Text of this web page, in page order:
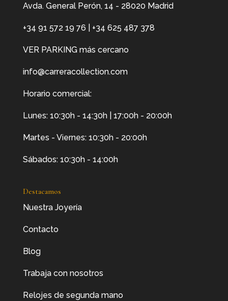
Avda. General Perón, 14 - 28020 Madrid
+34 91 572 19 76 +34 625 487 378
VER PARKING más cercano
info@carreracollection.com
Horario comercial:
Lunes: 10:30h - 14:30h | 17:00h - 20:00h
Martes - Viernes: 10:30h - 20:00h
Sábados: 10:30h - 14:00h
Destacamos
Nuestra Joyería
Contacto
Blog
Trabaja con nosotros
Relojes de segunda mano